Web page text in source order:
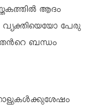
ആദം
പേരു
തന്‍റെ ബന്ധം